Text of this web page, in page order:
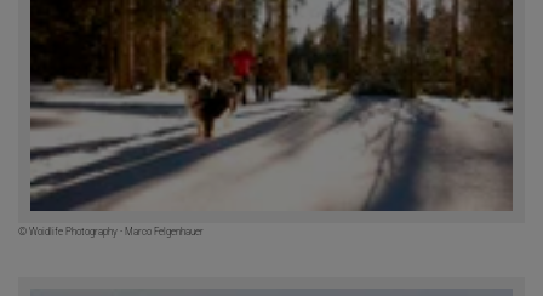
© Woidlife Photography - Marco Felgenhauer